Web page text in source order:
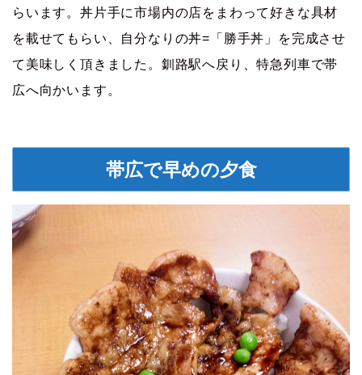
らいます。丼片手に市場内の店をまわって好きな具材
を載せてもらい、自分なりの丼=「勝手丼」を完成させ
て美味しく頂きました。釧路駅へ戻り、特急列車で帯
広へ向かいます。
帯広で早めの夕食